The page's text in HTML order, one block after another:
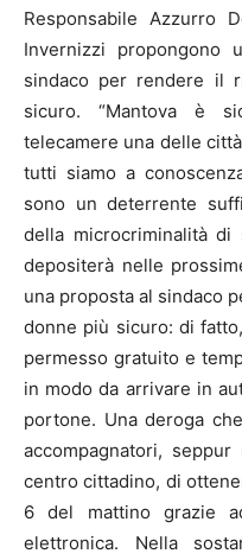
Responsabile Azzurro
Invernizzi propongono
sindaco per rendere il
sicuro. “Mantova è
telecamere una delle
tutti siamo a
sono un deterrente
della microcriminalità di
depositerà nelle
una proposta al sindaco
donne più sicuro: di
permesso gratuito e
in modo da arrivare in
portone. Una deroga
accompagnatori,
centro cittadino, di
6 del mattino grazie
elettronica. Nella